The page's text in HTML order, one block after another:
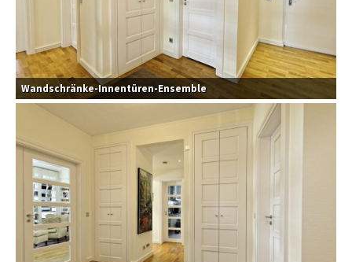
Wandschränke-Innentüren-Ensemble